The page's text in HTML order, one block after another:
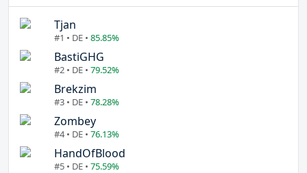
Tjan
#1 • DE • 85.85%
BastiGHG
#2 • DE • 79.52%
Brekzim
#3 • DE • 78.28%
Zombey
#4 • DE • 76.13%
HandOfBlood
#5 • DE • 75.59%